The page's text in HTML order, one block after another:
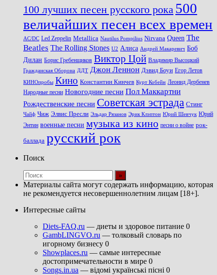
100 лучших песен русского рока 500
величайших песен всех времен
AC/DC Led Zeppelin Metallica Nautilus Pompilius Nirvana Queen The
Beatles The Rolling Stones U2 Алиса Андрей Макаревич Боб
Дилан Борис Гребенщиков Виктор Цой Владимир Высоцкий
Гражданская Оборона ДДТ Джон Леннон Дэвид Боуи Егор Летов
КИНОпробы Кино Константин Кинчев Курт Кобейн Леонид Дербенев
Народные песни Новогодние песни Пол Маккартни
Рождественские песни Советская эстрада Стинг
Чайф Чиж Элвис Пресли Эльдар Рязанов Эрик Клэптон Юрий Шевчук Юрий
Энтин военные песни музыка из кино песни о войне рок-
баллада русский рок
Поиск
Материалы сайта могут содержать информацию, которая
не рекомендуется несовершеннолетним лицам [18+].
Интересные сайты
Diets-FAQ.ru — диеты и здоровое питание 0
GambLINGVO.ru — толковый словарь по
игорному бизнесу 0
Showplaces.ru — самые интересные
достопримечательности в мире 0
Songs.in.ua — відомі українські пісні 0